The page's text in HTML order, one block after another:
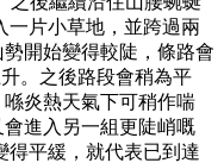
一片小草地，並跨過兩
開始變得較陡，條路會
。之後路段會稍為平
炎熱天氣下可稍作喘
進入另一組更陡峭嘅
得平緩，就代表已到達